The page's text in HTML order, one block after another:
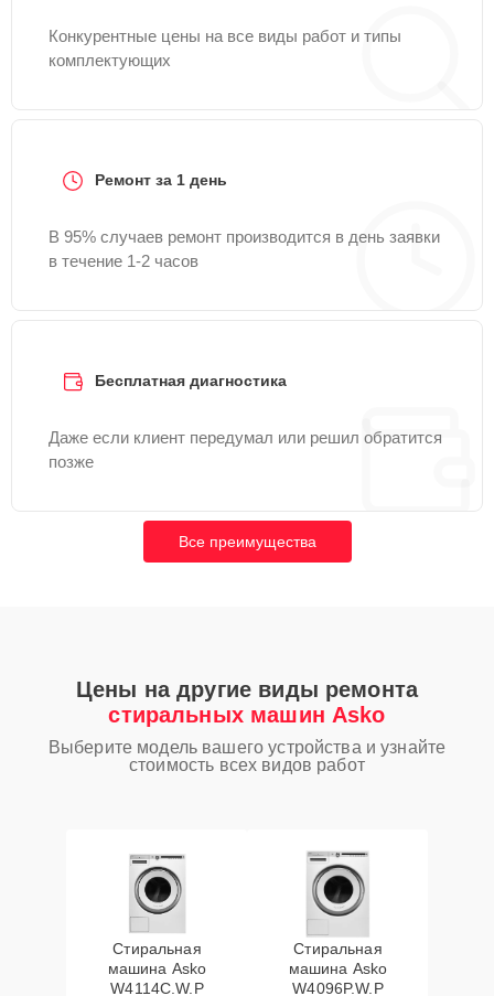
Конкурентные цены на все виды работ и типы
комплектующих
Ремонт за 1 день
В 95% случаев ремонт производится в день заявки
в течение 1-2 часов
Бесплатная диагностика
Даже если клиент передумал или решил обратится
позже
Все преимущества
Цены на другие виды ремонта
стиральных машин Asko
Выберите модель вашего устройства и узнайте
стоимость всех видов работ
Стиральная
машина Asko
W4114C.W.P
Стиральная
машина Asko
W4096P.W.P